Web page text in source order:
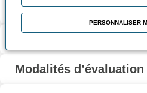
Validation et
Modalités d’évaluation
PERSONNALISER